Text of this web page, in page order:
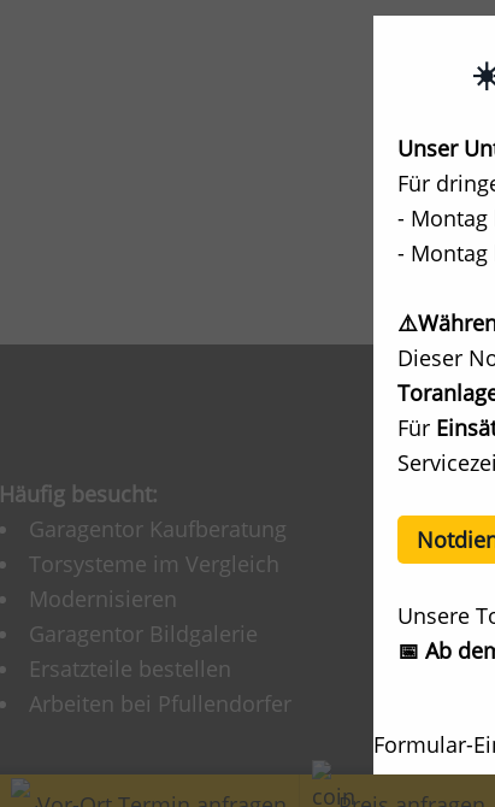
Unser
Für
- Montag
- Montag
Dieser
Für
Unsere
📅 Ab
Formular-
Häufig besucht:
Garagentor Kaufberatung
Torsysteme im Vergleich
Modernisieren
Garagentor Bildgalerie
Ersatzteile bestellen
Arbeiten bei Pfullendorfer
Ihre